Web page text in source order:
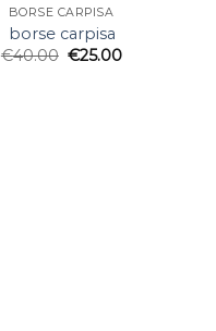
BORSE CARPISA
borse carpisa
€40.00 €25.00